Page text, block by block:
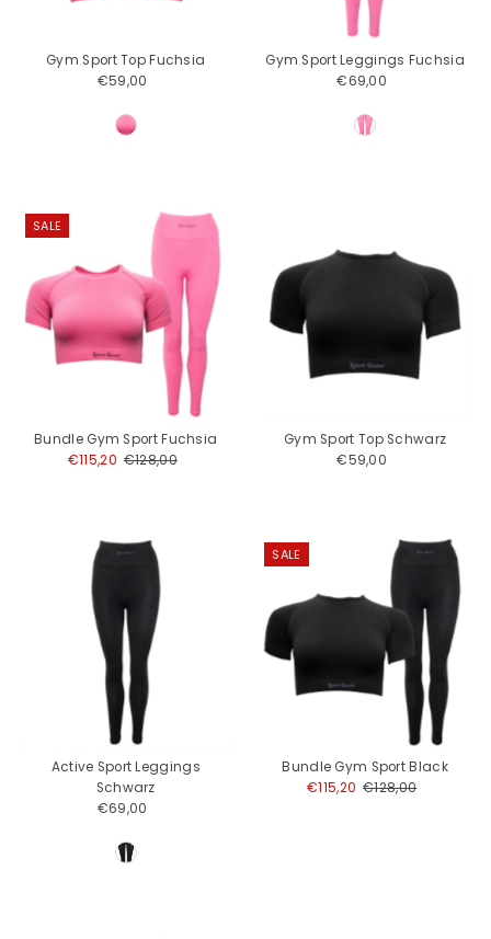
Gym Sport Top Fuchsia
Regulärer
€59,00
Gym Sport Leggings Fuchsia
Regulärer
€69,00
SALE
Bundle Gym Sport Fuchsia
Angebotspreis
€115,20 Regulärer
€128,00
Gym Sport Top Schwarz
Regulärer
€59,00
Active Sport Leggings
Schwarz
Regulärer
€69,00
SALE
Bundle Gym Sport Black
Angebotspreis
€115,20 Regulärer
€128,00